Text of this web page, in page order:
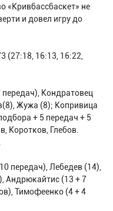
не
и довел игру до
(27:18, 16:13, 16:22,
передач), Кондратовец
Жужа (8); Копривица
+ 5 передач + 5
Коротков, Глебов.
передач), Лебедев (14),
Андрюкайтис (13 + 7
Тимофеенко (4 + 4